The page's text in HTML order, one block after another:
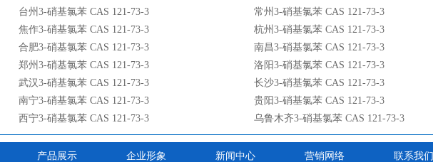
四氢呋喃
异戊烯醛
对苯醌
3,4,5-三甲氧基苯甲酸甲酯
六水三氯化铁
3-氨基吡啶
六水三氯化铁
乙二醇
乙二醇
水滑石
铜铁试剂
异己二醇
草酸二甲酯
正丁基锂
碳酸二苯酯
二甲氨基二硫代甲酸钠
二甲基二硫醚
台州3-硝基氯苯 CAS 121-73-3
常州3-硝基氯苯 CAS 121-73-3
焦作3-硝基氯苯 CAS 121-73-3
杭州3-硝基氯苯 CAS 121-73-3
合肥3-硝基氯苯 CAS 121-73-3
南昌3-硝基氯苯 CAS 121-73-3
郑州3-硝基氯苯 CAS 121-73-3
洛阳3-硝基氯苯 CAS 121-73-3
武汉3-硝基氯苯 CAS 121-73-3
长沙3-硝基氯苯 CAS 121-73-3
南宁3-硝基氯苯 CAS 121-73-3
贵阳3-硝基氯苯 CAS 121-73-3
西宁3-硝基氯苯 CAS 121-73-3
乌鲁木齐3-硝基氯苯 CAS 121-73-3
产品展示 企业形象 新闻中心 营销网络 联系我们